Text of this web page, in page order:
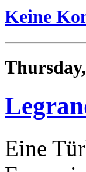
Keine
Eine